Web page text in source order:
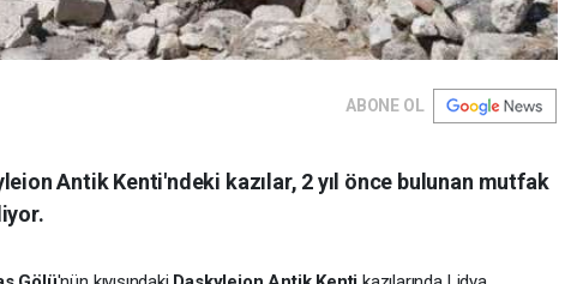
ABONE OL
Antik Kenti'ndeki kazılar, 2 yıl önce bulunan mutfak